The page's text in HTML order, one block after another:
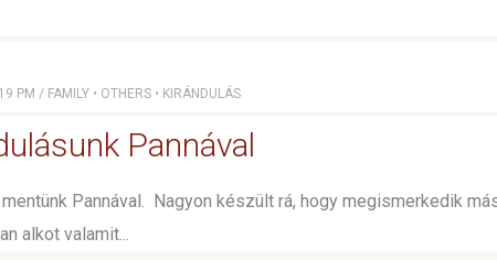
PM / FAMILY • OTHERS • KIRÁNDULÁS
Pannával
Pannával. Nagyon készült rá, hogy megismerkedik
alkot valamit...